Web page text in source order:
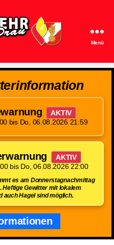
Drau
Menü
AKTIV
bis Do, 06.08.2026 21:59
AKTIV
bis Do, 06.08.2026 22:00
es am Donnerstagnachmittag
Gewitter mit lokalem
auch Hagel sind möglich.